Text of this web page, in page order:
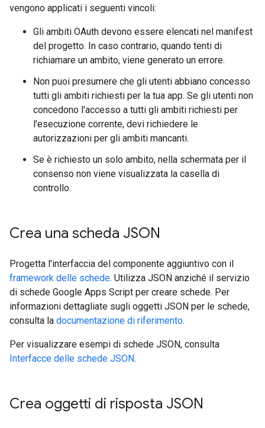
vengono applicati i seguenti vincoli:
Gli ambiti OAuth devono essere elencati nel manifest
del progetto. In caso contrario, quando tenti di
richiamare un ambito, viene generato un errore.
Non puoi presumere che gli utenti abbiano concesso
tutti gli ambiti richiesti per la tua app. Se gli utenti non
concedono l'accesso a tutti gli ambiti richiesti per
l'esecuzione corrente, devi richiedere le
autorizzazioni per gli ambiti mancanti.
Se è richiesto un solo ambito, nella schermata per il
consenso non viene visualizzata la casella di
controllo.
Crea una scheda JSON
Progetta l'interfaccia del componente aggiuntivo con il
framework delle schede. Utilizza JSON anziché il servizio
di schede Google Apps Script per creare schede. Per
informazioni dettagliate sugli oggetti JSON per le schede,
consulta la documentazione di riferimento.
Per visualizzare esempi di schede JSON, consulta
Interfacce delle schede JSON.
Crea oggetti di risposta JSON